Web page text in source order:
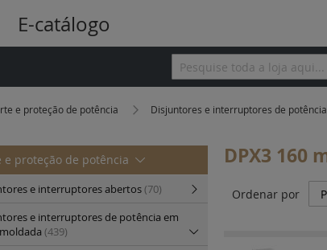
E-catálogo
Pesquisa
e proteção de potência Disjuntores e interruptores de
DPX3 160
Ordenar por
e proteção de potência
e interruptores abertos(70)
e interruptores de potência em
(439)